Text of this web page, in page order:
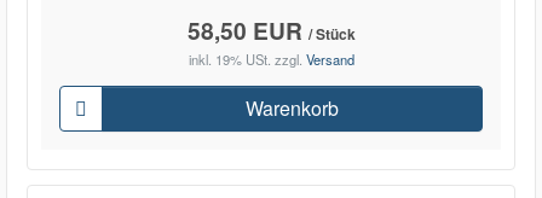
58,50 EUR / Stück
inkl. 19% USt. zzgl. Versand
Warenkorb